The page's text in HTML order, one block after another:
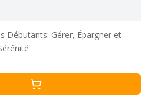
Débutants: Gérer, Épargner et